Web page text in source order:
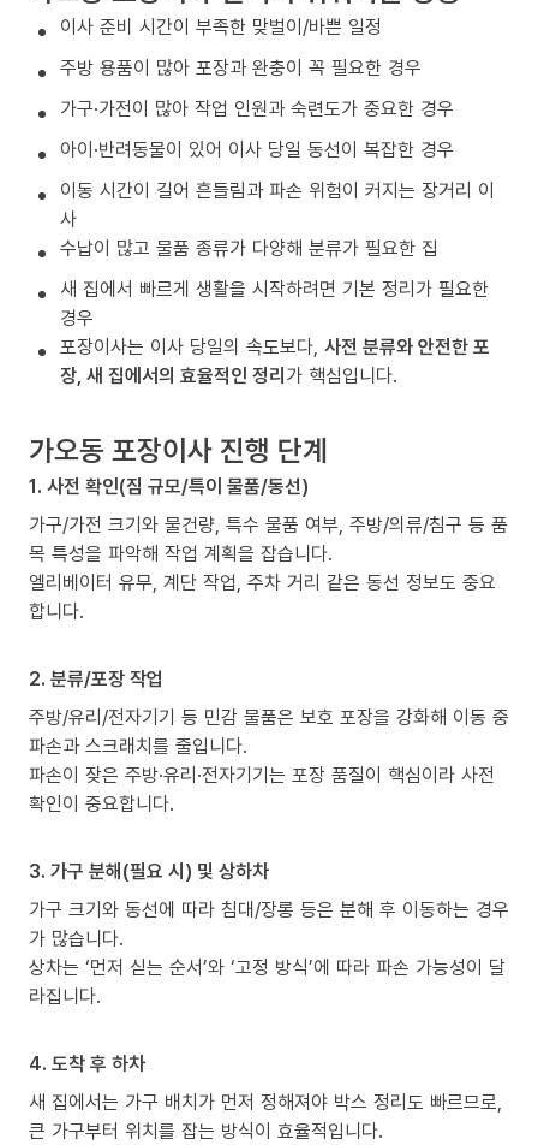
이사 준비 시간이 부족한 맞벌이/바쁜 일정
주방 용품이 많아 포장과 완충이 꼭 필요한 경우
가구·가전이 많아 작업 인원과 숙련도가 중요한 경우
아이·반려동물이 있어 이사 당일 동선이 복잡한 경우
이동 시간이 길어 흔들림과 파손 위험이 커지는 장거리 이
사
수납이 많고 물품 종류가 다양해 분류가 필요한 집
새 집에서 빠르게 생활을 시작하려면 기본 정리가 필요한
경우
포장이사는 이사 당일의 속도보다, 사전 분류와 안전한 포
장, 새 집에서의 효율적인 정리가 핵심입니다.
가오동 포장이사 진행 단계
1. 사전 확인(짐 규모/특이 물품/동선)
가구/가전 크기와 물건량, 특수 물품 여부, 주방/의류/침구 등 품
목 특성을 파악해 작업 계획을 잡습니다.
엘리베이터 유무, 계단 작업, 주차 거리 같은 동선 정보도 중요
합니다.
2. 분류/포장 작업
주방/유리/전자기기 등 민감 물품은 보호 포장을 강화해 이동 중
파손과 스크래치를 줄입니다.
파손이 잦은 주방·유리·전자기기는 포장 품질이 핵심이라 사전
확인이 중요합니다.
3. 가구 분해(필요 시) 및 상하차
가구 크기와 동선에 따라 침대/장롱 등은 분해 후 이동하는 경우
가 많습니다.
상차는 ‘먼저 싣는 순서’와 ‘고정 방식’에 따라 파손 가능성이 달
라집니다.
4. 도착 후 하차
새 집에서는 가구 배치가 먼저 정해져야 박스 정리도 빠르므로,
큰 가구부터 위치를 잡는 방식이 효율적입니다.